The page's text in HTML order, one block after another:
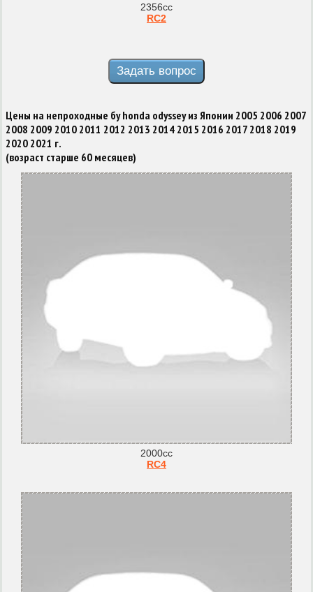
2356cc
RC2
Цены на непроходные бу honda odyssey из Японии 2005 2006 2007
2008 2009 2010 2011 2012 2013 2014 2015 2016 2017 2018 2019
2020 2021 г.
(возраст старше 60 месяцев)
2000cc
RC4